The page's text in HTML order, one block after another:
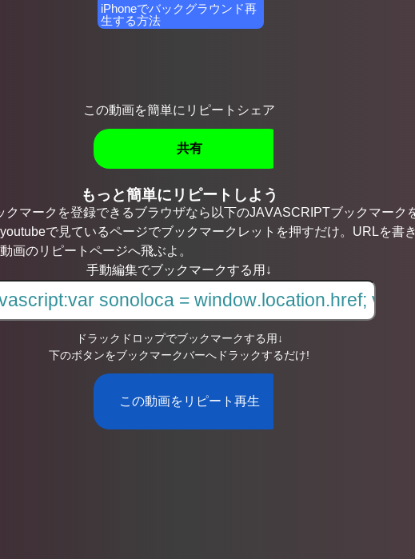
iPhoneでバックグラウンド再
生する方法
この動画を簡単にリピートシェア
共有
もっと簡単にリピートしよう
クマークを登録できるブラウザなら以下のJAVASCRIPTブックマーク
で見ているページでブックマークレットを押すだけ。URLを書
画のリピートページへ飛ぶよ。
手動編集でブックマークする用↓
ドラックドロップでブックマークする用↓
下のボタンをブックマークバーへドラックするだけ!
この動画をリピート再生